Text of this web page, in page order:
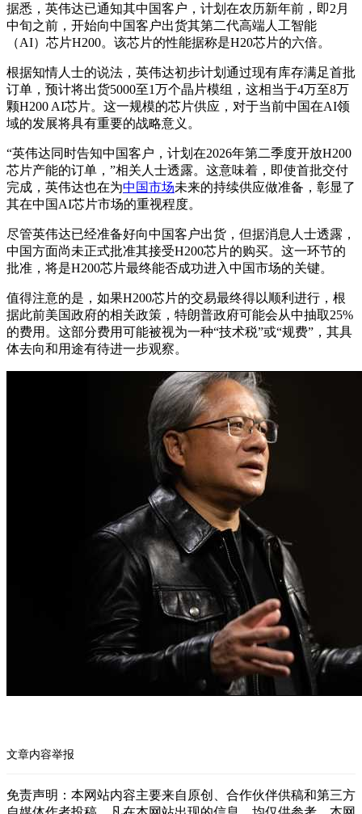
据悉，英伟达已通知其中国客户，计划在农历新年前，即2月
中旬之前，开始向中国客户出货其第二代高端人工智能
（AI）芯片H200。该芯片的性能据称是H20芯片的六倍。
根据知情人士的说法，英伟达初步计划通过现有库存满足首批
订单，预计将出货5000至1万个晶片模组，这相当于4万至8万
颗H200 AI芯片。这一规模的芯片供应，对于当前中国在AI领
域的发展将具有重要的战略意义。
“英伟达同时告知中国客户，计划在2026年第二季度开放H200
芯片产能的订单，”相关人士透露。这意味着，即使首批交付
完成，英伟达也在为中国市场未来的持续供应做准备，彰显了
其在中国AI芯片市场的重视程度。
尽管英伟达已经准备好向中国客户出货，但据消息人士透露，
中国方面尚未正式批准其接受H200芯片的购买。这一环节的
批准，将是H200芯片最终能否成功进入中国市场的关键。
值得注意的是，如果H200芯片的交易最终得以顺利进行，根
据此前美国政府的相关政策，特朗普政府可能会从中抽取25%
的费用。这部分费用可能被视为一种“技术税”或“规费”，其具
体去向和用途有待进一步观察。
文章内容举报
免责声明：本网站内容主要来自原创、合作伙伴供稿和第三方